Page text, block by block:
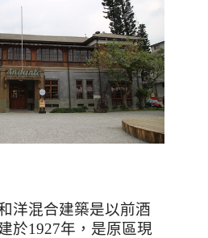
洋混合建築是以前酒
於1927年，是原區現